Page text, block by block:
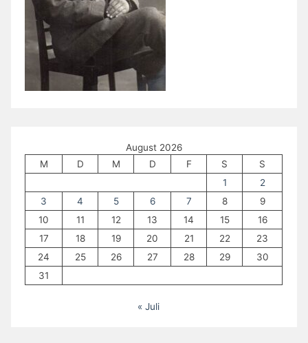
August 2026
M
D M D F S
S
1
2
3
4 5 6 7 8
9
10
11 12 13 14 15
16
17
18 19 20 21 22
23
24
25 26 27 28 29
30
31
« Juli